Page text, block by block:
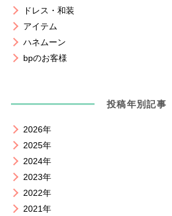
ドレス・和装
アイテム
ハネムーン
bpのお客様
投稿年別記事
2026年
2025年
2024年
2023年
2022年
2021年